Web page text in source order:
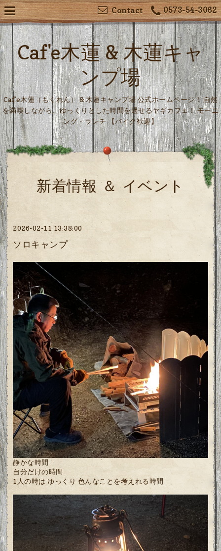
0573-54-3062
Contact
Caf'e木蓮 & 木蓮キャ
ンプ場
Caf'e木蓮（もくれん） & 木蓮キャンプ場 公式ホームページ！ 自然
を満喫しながら、ゆっくりとした時間を過せるヤギカフェ！ モーニ
ング・ランチ 【バイク歓迎】
新着情報 ＆ イベント
2026-02-11 13:38:00
ソロキャンプ
静かな時間
自分だけの時間
1人の時は ゆっくり 色んなことを考えれる時間